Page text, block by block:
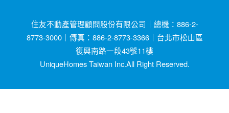
住友不動產管理顧問股份有限公司｜總機：886-2-
8773-3000｜傳真：886-2-8773-3366｜台北市松山區
復興南路一段43號11樓
UniqueHomes Taiwan Inc.All Right Reserved.